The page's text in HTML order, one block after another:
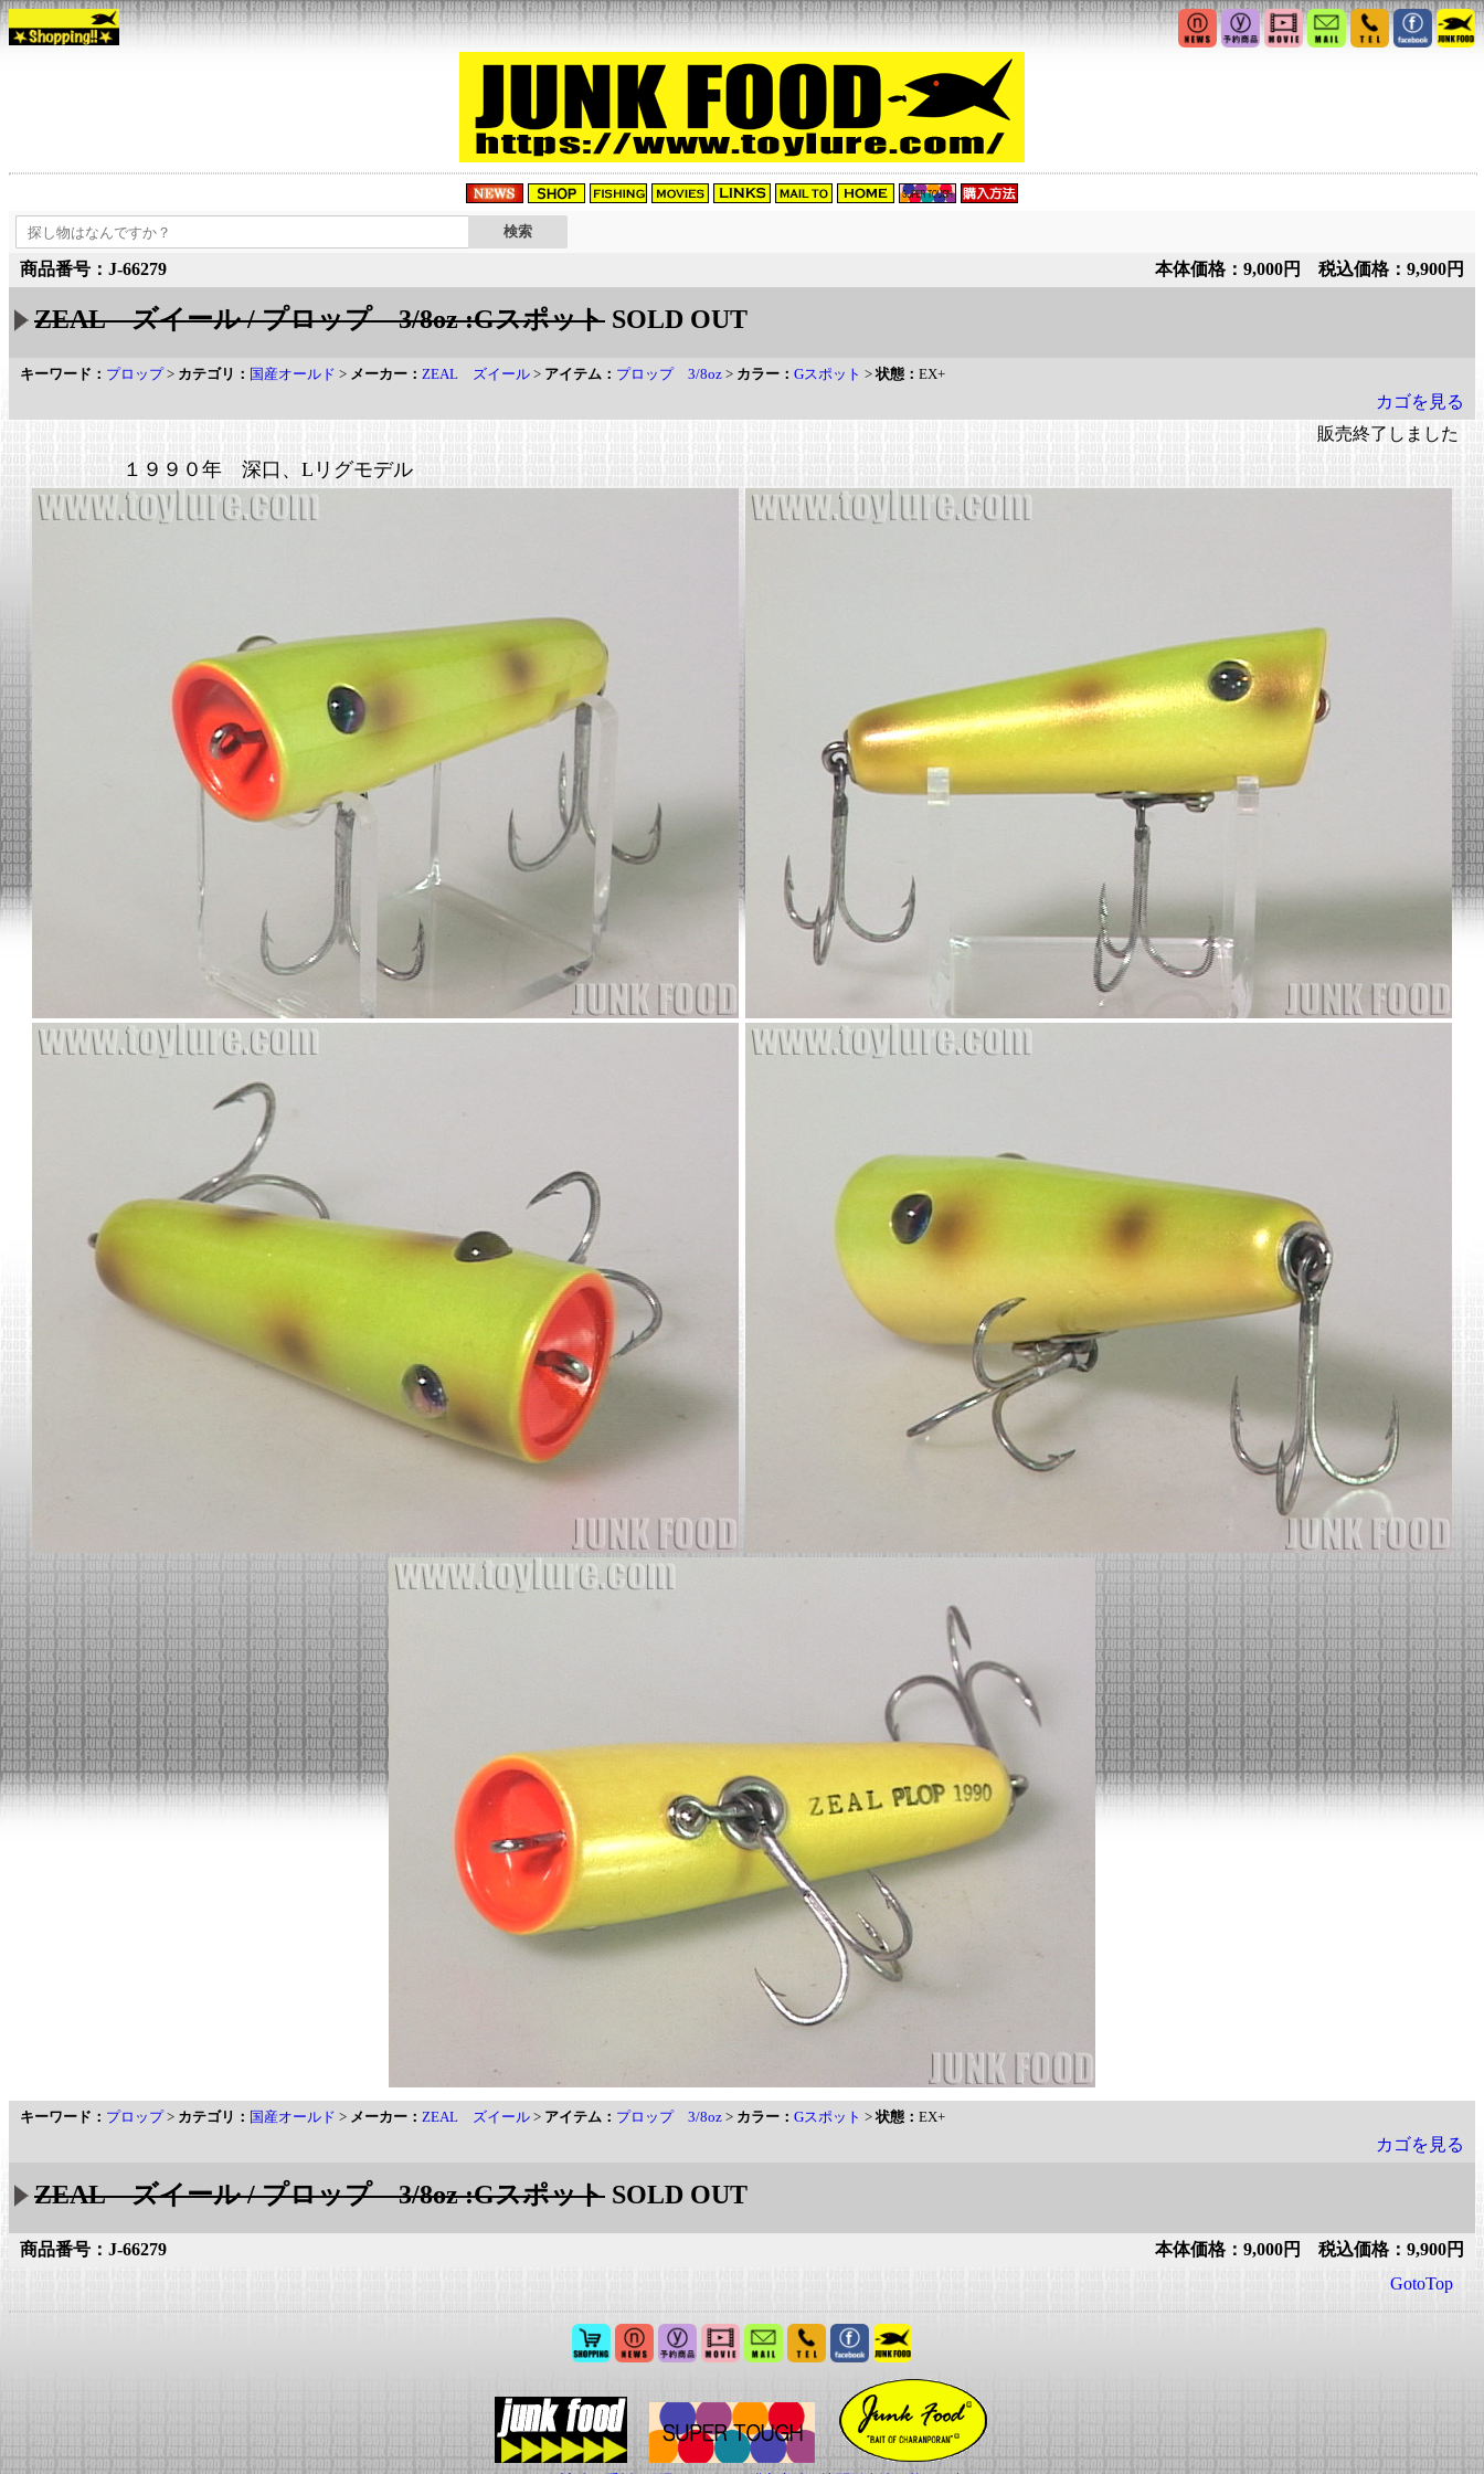
商品番号：J-66279 本体価格：9,000円 税込価格：9,900円
ZEAL ズイール / プロップ 3/8oz :Gスポット SOLD OUT
キーワード： プロップ> カテゴリ： 国産オールド > メーカー： ZEAL ズイール > アイテム： プロップ 3/8oz > カラー： Gスポット >状態： EX+
カゴを見る
販売終了しました
１９９０年 深口、Lリグモデル
キーワード： プロップ> カテゴリ： 国産オールド > メーカー： ZEAL ズイール > アイテム： プロップ 3/8oz > カラー： Gスポット >状態： EX+
カゴを見る
ZEAL ズイール / プロップ 3/8oz :Gスポット SOLD OUT
商品番号：J-66279
本体価格：9,000円 税込価格：9,900円
GotoTop